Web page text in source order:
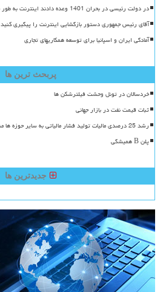
در دولت رئیسی در بحران 1401 وعده دادند اینترنت به طور موقت قطع می شود اما ماندگار شد
آقای رئیس جمهوری دستور بازگشایی اینترنت را پیگیری کنید
آمادگی ایران و اسپانیا برای توسعه همکاریهای تجاری
پربحث ترین ها
خردسالان در تونل وحشت فیلترشکن ها
ثبات قیمت نفت در بازار جهانی
رشد 25 درصدی مالیات تولید فشار مالیاتی به سایر حوزه ها منتقل شد
پلن B همیشگی
جدیدترین ها